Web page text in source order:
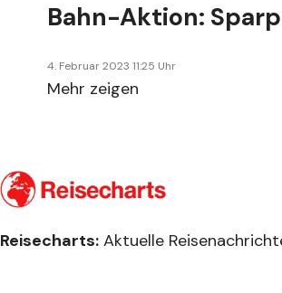
Bahn-Aktion:
4. Februar 2023 11:25 Uhr
Mehr zeigen
Reisecharts: Aktuelle